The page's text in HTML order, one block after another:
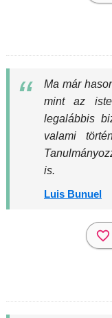
Ma már
mint az
legalábbis
valami
is.
Luis Bunuel